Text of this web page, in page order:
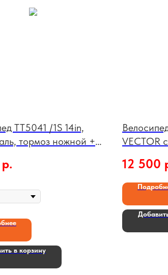
TT5041 /1S 14in,
тормоз ножной +
р.
в корзину
VECTOR
багажник
12 500